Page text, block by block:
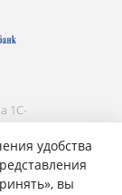
удобства
вы
1С-